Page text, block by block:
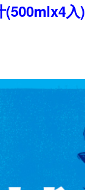
(500mlx4入)